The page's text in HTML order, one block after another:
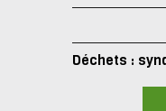
Déchets :